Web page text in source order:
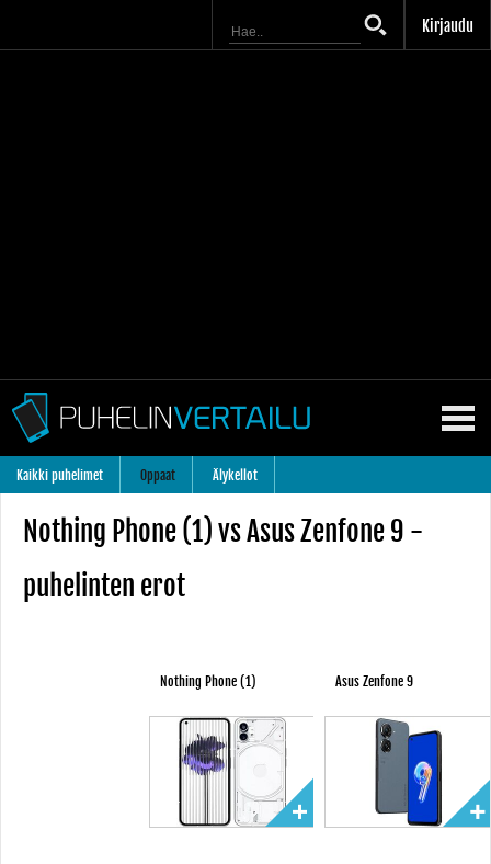
Kirjaudu
Kaikki puhelimet Oppaat Älykellot
Nothing Phone (1) vs Asus Zenfone 9 -
puhelinten erot
Nothing Phone (1) Asus Zenfone 9